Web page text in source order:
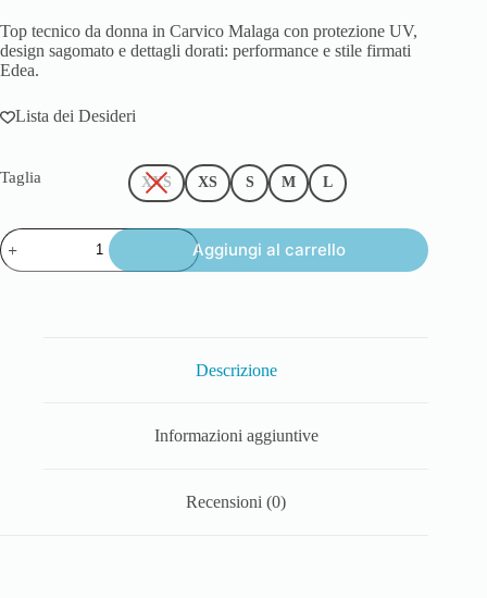
Top tecnico da donna in Carvico Malaga con protezione UV,
design sagomato e dettagli dorati: performance e stile firmati
Edea.
Lista dei Desideri
Taglia XXS XS S M L
Aggiungi al carrello
Descrizione
Informazioni aggiuntive
Recensioni (0)